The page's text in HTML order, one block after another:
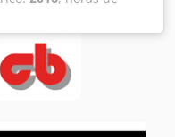
de carga:
de combustível:diesel,
de motores:
, estado dos pneus:
, Equipamento:
iluminação, lança